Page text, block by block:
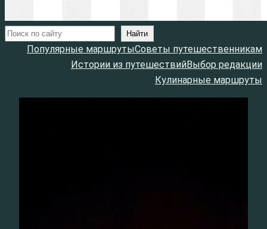
Поиск Найти
Популярные маршрутыСоветы путешественникам
Истории из путешествийВыбор редакции
Кулинарные маршруты